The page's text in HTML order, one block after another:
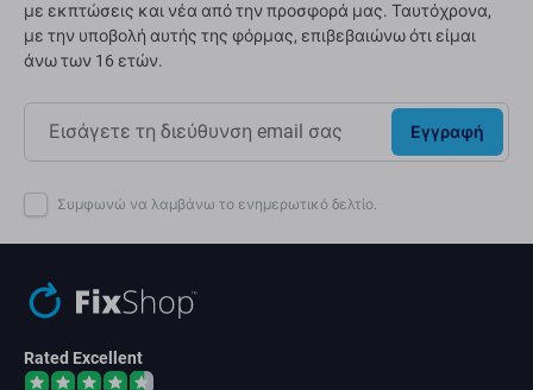
με εκπτώσεις και νέα από την προσφορά μας. Ταυτόχρονα,
με την υποβολή αυτής της φόρμας, επιβεβαιώνω ότι είμαι
άνω των 16 ετών.
Εγγραφή
Συμφωνώ να λαμβάνω το ενημερωτικό δελτίο.
Rated Excellent